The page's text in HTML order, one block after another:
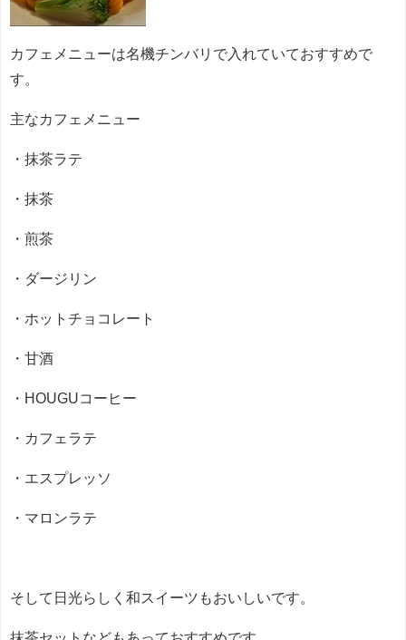
カフェメニューは名機チンバリで入れていておすすめで
す。
主なカフェメニュー
・抹茶ラテ
・抹茶
・煎茶
・ダージリン
・ホットチョコレート
・甘酒
・HOUGUコーヒー
・カフェラテ
・エスプレッソ
・マロンラテ
そして日光らしく和スイーツもおいしいです。